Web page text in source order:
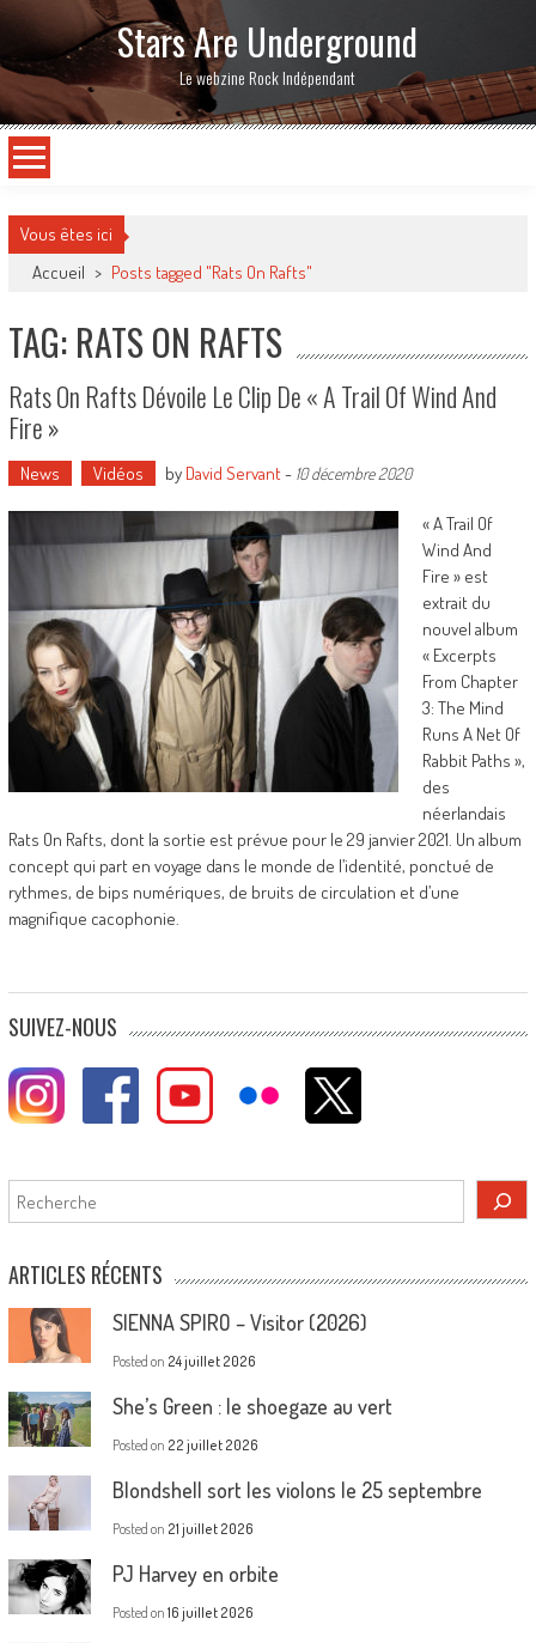
Stars Are Underground
Le webzine Rock Indépendant
Vous êtes ici
Accueil > Posts tagged "Rats On Rafts"
TAG: RATS ON RAFTS
Rats On Rafts Dévoile Le Clip De « A Trail Of Wind And
Fire »
News Vidéos by David Servant- 10 décembre 2020
« A Trail Of
Wind And
Fire » est
extrait du
nouvel album
« Excerpts
From Chapter
3: The Mind
Runs A Net Of
Rabbit Paths »,
des
néerlandais
Rats On Rafts, dont la sortie est prévue pour le 29 janvier 2021. Un album
concept qui part en voyage dans le monde de l’identité, ponctué de
rythmes, de bips numériques, de bruits de circulation et d’une
magnifique cacophonie.
SUIVEZ-NOUS
Rechercher
ARTICLES RÉCENTS
SIENNA SPIRO – Visitor (2026)
Posted on 24 juillet 2026
She’s Green : le shoegaze au vert
Posted on 22 juillet 2026
Blondshell sort les violons le 25 septembre
Posted on 21 juillet 2026
PJ Harvey en orbite
Posted on 16 juillet 2026